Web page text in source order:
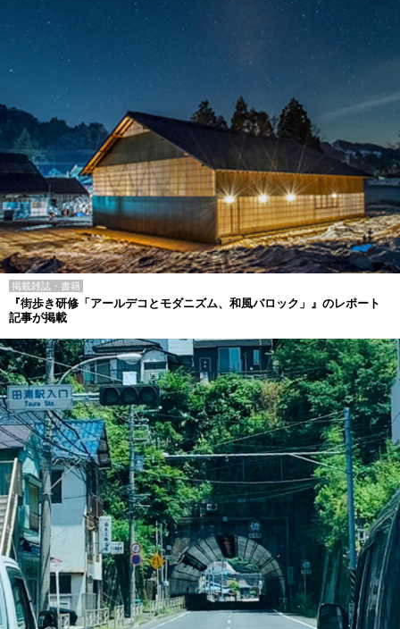
掲載雑誌・書籍
『街歩き研修「アールデコとモダニズム、和風バロック」』のレポート
記事が掲載